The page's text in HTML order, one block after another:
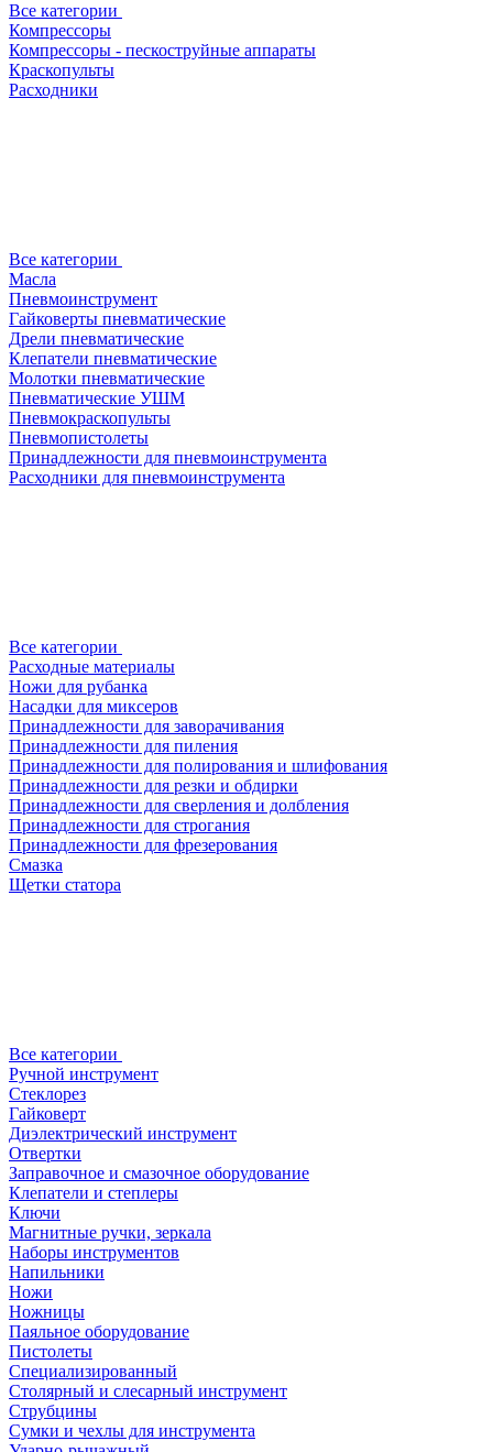
Все категории
Компрессоры
Компрессоры - пескоструйные аппараты
Краскопульты
Расходники
Все категории
Масла
Пневмоинструмент
Гайковерты пневматические
Дрели пневматические
Клепатели пневматические
Молотки пневматические
Пневматические УШМ
Пневмокраскопульты
Пневмопистолеты
Принадлежности для пневмоинструмента
Расходники для пневмоинструмента
Все категории
Расходные материалы
Ножи для рубанка
Насадки для миксеров
Принадлежности для заворачивания
Принадлежности для пиления
Принадлежности для полирования и шлифования
Принадлежности для резки и обдирки
Принадлежности для сверления и долбления
Принадлежности для строгания
Принадлежности для фрезерования
Смазка
Щетки статора
Все категории
Ручной инструмент
Стеклорез
Гайковерт
Диэлектрический инструмент
Отвертки
Заправочное и смазочное оборудование
Клепатели и степлеры
Ключи
Магнитные ручки, зеркала
Наборы инструментов
Напильники
Ножи
Ножницы
Паяльное оборудование
Пистолеты
Специализированный
Столярный и слесарный инструмент
Струбцины
Сумки и чехлы для инструмента